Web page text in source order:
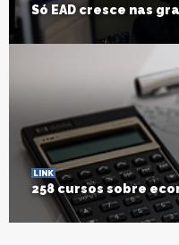
Só EAD cresce nas
LINK
258 cursos sobre